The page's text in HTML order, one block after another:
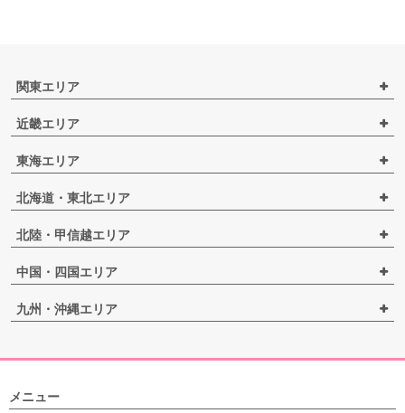
関東エリア
近畿エリア
東海エリア
北海道・東北エリア
北陸・甲信越エリア
中国・四国エリア
九州・沖縄エリア
メニュー